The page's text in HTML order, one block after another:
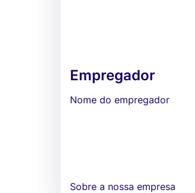
Empregador
Nome do empregador
Sobre a nossa empresa